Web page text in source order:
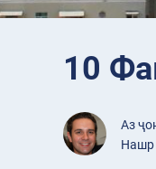
10
Аз
Нашр